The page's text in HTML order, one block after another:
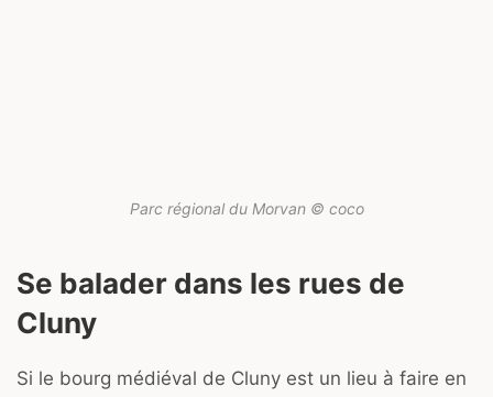
Parc régional du Morvan © coco
Se balader dans les rues de
Cluny
Si le bourg médiéval de Cluny est un lieu à faire en